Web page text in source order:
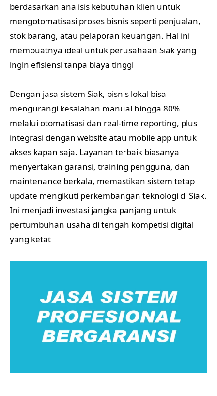
berdasarkan analisis kebutuhan klien untuk
mengotomatisasi proses bisnis seperti penjualan,
stok barang, atau pelaporan keuangan. Hal ini
membuatnya ideal untuk perusahaan Siak yang
ingin efisiensi tanpa biaya tinggi
Dengan jasa sistem Siak, bisnis lokal bisa
mengurangi kesalahan manual hingga 80%
melalui otomatisasi dan real-time reporting, plus
integrasi dengan website atau mobile app untuk
akses kapan saja. Layanan terbaik biasanya
menyertakan garansi, training pengguna, dan
maintenance berkala, memastikan sistem tetap
update mengikuti perkembangan teknologi di Siak.
Ini menjadi investasi jangka panjang untuk
pertumbuhan usaha di tengah kompetisi digital
yang ketat